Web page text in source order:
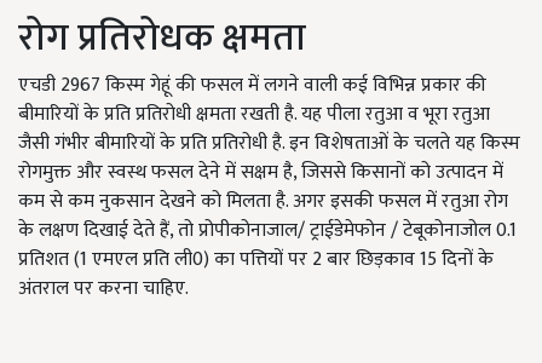
रोग प्रतिरोधक क्षमता
एचडी 2967 किस्म गेहूं की फसल में लगने वाली कई विभिन्न प्रकार की
बीमारियों के प्रति प्रतिरोधी क्षमता रखती है. यह पीला रतुआ व भूरा रतुआ
जैसी गंभीर बीमारियों के प्रति प्रतिरोधी है. इन विशेषताओं के चलते यह किस्म
रोगमुक्त और स्वस्थ फसल देने में सक्षम है, जिससे किसानों को उत्पादन में
कम से कम नुकसान देखने को मिलता है. अगर इसकी फसल में रतुआ रोग
के लक्षण दिखाई देते हैं, तो प्रोपीकोनाजाल/ ट्राईडेमेफोन / टेबूकोनाजोल 0.1
प्रतिशत (1 एमएल प्रति ली0) का पत्तियों पर 2 बार छिड़काव 15 दिनों के
अंतराल पर करना चाहिए.